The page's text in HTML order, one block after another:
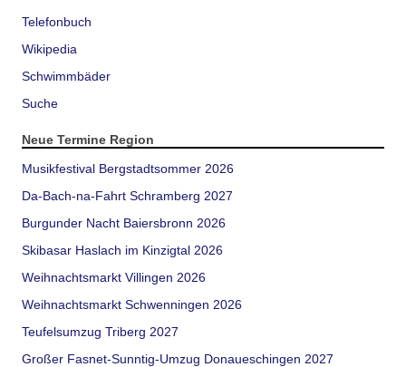
Telefonbuch
Wikipedia
Schwimmbäder
Suche
Neue Termine Region
Musikfestival Bergstadtsommer 2026
Da-Bach-na-Fahrt Schramberg 2027
Burgunder Nacht Baiersbronn 2026
Skibasar Haslach im Kinzigtal 2026
Weihnachtsmarkt Villingen 2026
Weihnachtsmarkt Schwenningen 2026
Teufelsumzug Triberg 2027
Großer Fasnet-Sunntig-Umzug Donaueschingen 2027